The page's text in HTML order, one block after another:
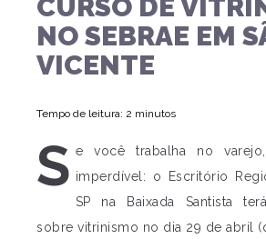
CURSO DE
NO SEBRAE EM
VICENTE
Tempo de leitura: 2 minutos
S e você trabalha no
imperdível: o Escritório
SP na Baixada Santista
sobre vitrinismo no dia 29 de abril